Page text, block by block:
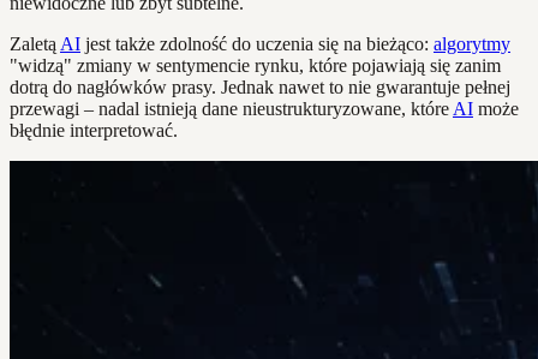
Zaletą AI jest także zdolność do uczenia się na bieżąco: algorytmy
"widzą" zmiany w sentymencie rynku, które pojawiają się zanim
dotrą do nagłówków prasy. Jednak nawet to nie gwarantuje pełnej
przewagi – nadal istnieją dane nieustrukturyzowane, które AI może
błędnie interpretować.